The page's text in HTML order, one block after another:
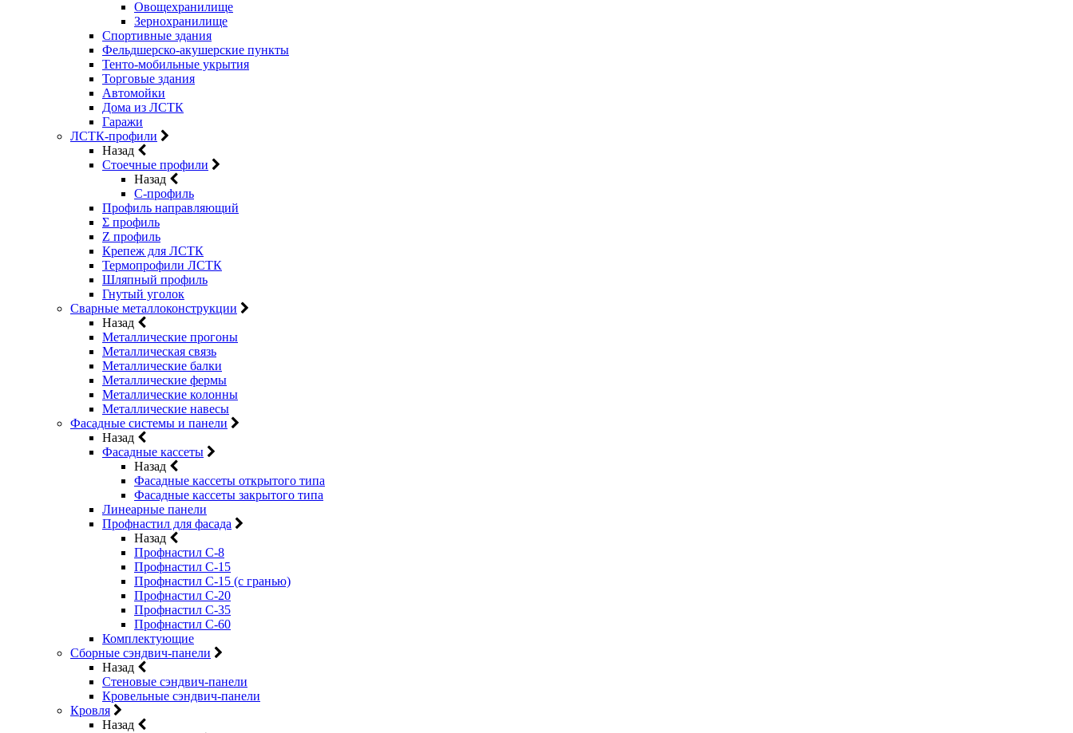
Овощехранилище
Зернохранилище
Спортивные здания
Фельдшерско-акушерские пункты
Тенто-мобильные укрытия
Торговые здания
Автомойки
Дома из ЛСТК
Гаражи
ЛСТК-профили
Назад
Стоечные профили
Назад
C-профиль
Профиль направляющий
Σ профиль
Z профиль
Крепеж для ЛСТК
Термопрофили ЛСТК
Шляпный профиль
Гнутый уголок
Сварные металлоконструкции
Назад
Металлические прогоны
Металлическая связь
Металлические балки
Металлические фермы
Металлические колонны
Металлические навесы
Фасадные системы и панели
Назад
Фасадные кассеты
Назад
Фасадные кассеты открытого типа
Фасадные кассеты закрытого типа
Линеарные панели
Профнастил для фасада
Назад
Профнастил С-8
Профнастил С-15
Профнастил С-15 (с гранью)
Профнастил С-20
Профнастил С-35
Профнастил С-60
Комплектующие
Сборные сэндвич-панели
Назад
Стеновые сэндвич-панели
Кровельные сэндвич-панели
Кровля
Назад